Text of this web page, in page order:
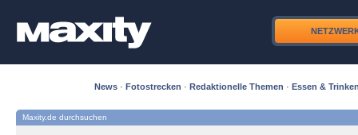
News · Fotostrecken · Redaktionelle Themen · Essen &
Maxity.de durchsuchen